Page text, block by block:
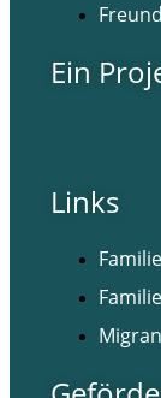
Ein
Links